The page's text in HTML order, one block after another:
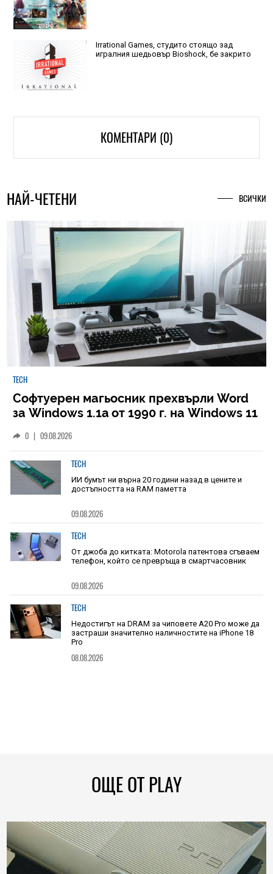
Irrational Games, студито стоящо зад
игралния шедьовър Bioshock, бе закрито
КОМЕНТАРИ (0)
НАЙ-ЧЕТЕНИ ВСИЧКИ
TECH
Софтуерен магьосник прехвърли Word
за Windows 1.1a от 1990 г. на Windows 11
0 09.08.2026
TECH
ИИ бумът ни върна 20 години назад в цените и
достъпността на RAM паметта
09.08.2026
TECH
От джоба до китката: Motorola патентова сгъваем
телефон, който се превръща в смартчасовник
09.08.2026
TECH
Недостигът на DRAM за чиповете A20 Pro може да
застраши значително наличностите на iPhone 18
Pro
08.08.2026
ОЩЕ ОТ PLAY